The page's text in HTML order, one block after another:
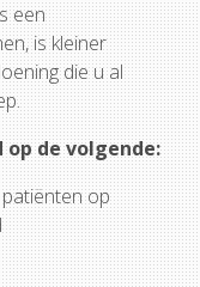
een
is kleiner
die u al
de volgende:
op